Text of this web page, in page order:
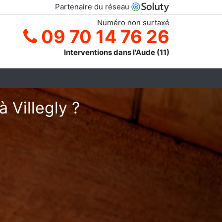
Partenaire du réseau
Numéro non surtaxé
09 70 14 76 26
Interventions dans l'Aude (11)
Villegly ?